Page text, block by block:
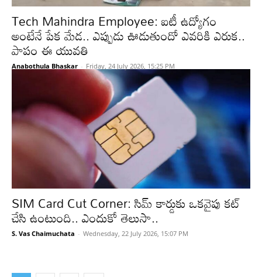
Tech Mahindra Employee: ఐటీ ఉద్యోగం
అంటేనే పేక మేడ.. ఎప్పుడు ఊడుతుందో ఎవరికి ఎరుక..
పాపం ఈ యువతి
Anabothula Bhaskar - Friday, 24 July 2026, 15:25 PM
SIM Card Cut Corner: సిమ్ కార్డుకు ఒకవైపు కట్
చేసి ఉంటుంది.. ఎందుకో తెలుసా..
S. Vas Chaimuchata - Wednesday, 22 July 2026, 15:07 PM